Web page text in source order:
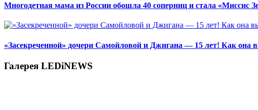
Многодетная мама из России обошла 40 соперниц и стала «Миссис
«Засекреченной» дочери Самойловой и Джигана — 15 лет! Как она
Галерея LEDiNEWS